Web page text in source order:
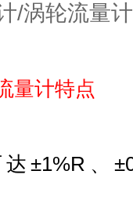
/涡轮流量计
量计特点
±1%R、